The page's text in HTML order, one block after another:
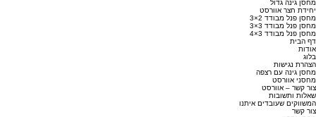
מחסן גינה גדול
יחידת חצר אוורסט
מחסן פנל מבודד 2×3
מחסן פנל מבודד 3×3
מחסן פנל מבודד 3×4
דף הבית
אודות
בלוג
הצהרת נגישות
מחסן גינה עם רצפה
מחסני אוורסט
צור קשר – אוורסט
שאלות ותשובות
המשווקים שעובדים איתנו
צור קשר